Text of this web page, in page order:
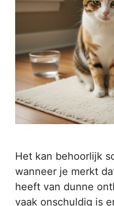
Het kan behoorlijk
wanneer je merkt
heeft van dunne
vaak onschuldig is